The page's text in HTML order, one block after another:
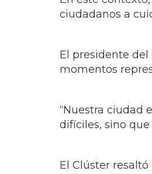
ciudadanos a
El presidente
momentos
“Nuestra ciudad
difíciles, sino
El Clúster